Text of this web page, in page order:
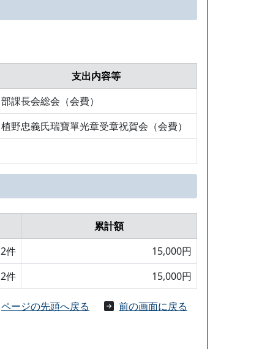
支出内容等
部課長会総会（会費）
植野忠義氏瑞寶單光章受章祝賀会（会費）
累計額
2件
15,000円
2件 15,000円
ページの先頭へ戻る 前の画面に戻る